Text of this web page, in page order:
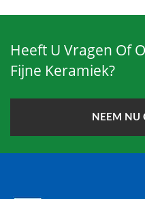
Heeft U Vragen Of
Fijne Keramiek?
NEEM NU